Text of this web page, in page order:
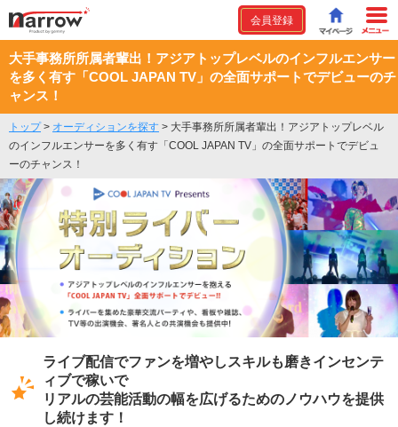
会員登録
大手事務所所属者輩出！アジアトップレベルのインフルエンサー
を多く有す「COOL JAPAN TV」の全面サポートでデビューのチ
ャンス！
トップ> オーディションを探す > 大手事務所所属者輩出！アジアトップレベル
のインフルエンサーを多く有す「COOL JAPAN TV」の全面サポートでデビュ
ーのチャンス！
ライブ配信でファンを増やしスキルも磨きインセンテ
ィブで稼いで
リアルの芸能活動の幅を広げるためのノウハウを提供
し続けます！